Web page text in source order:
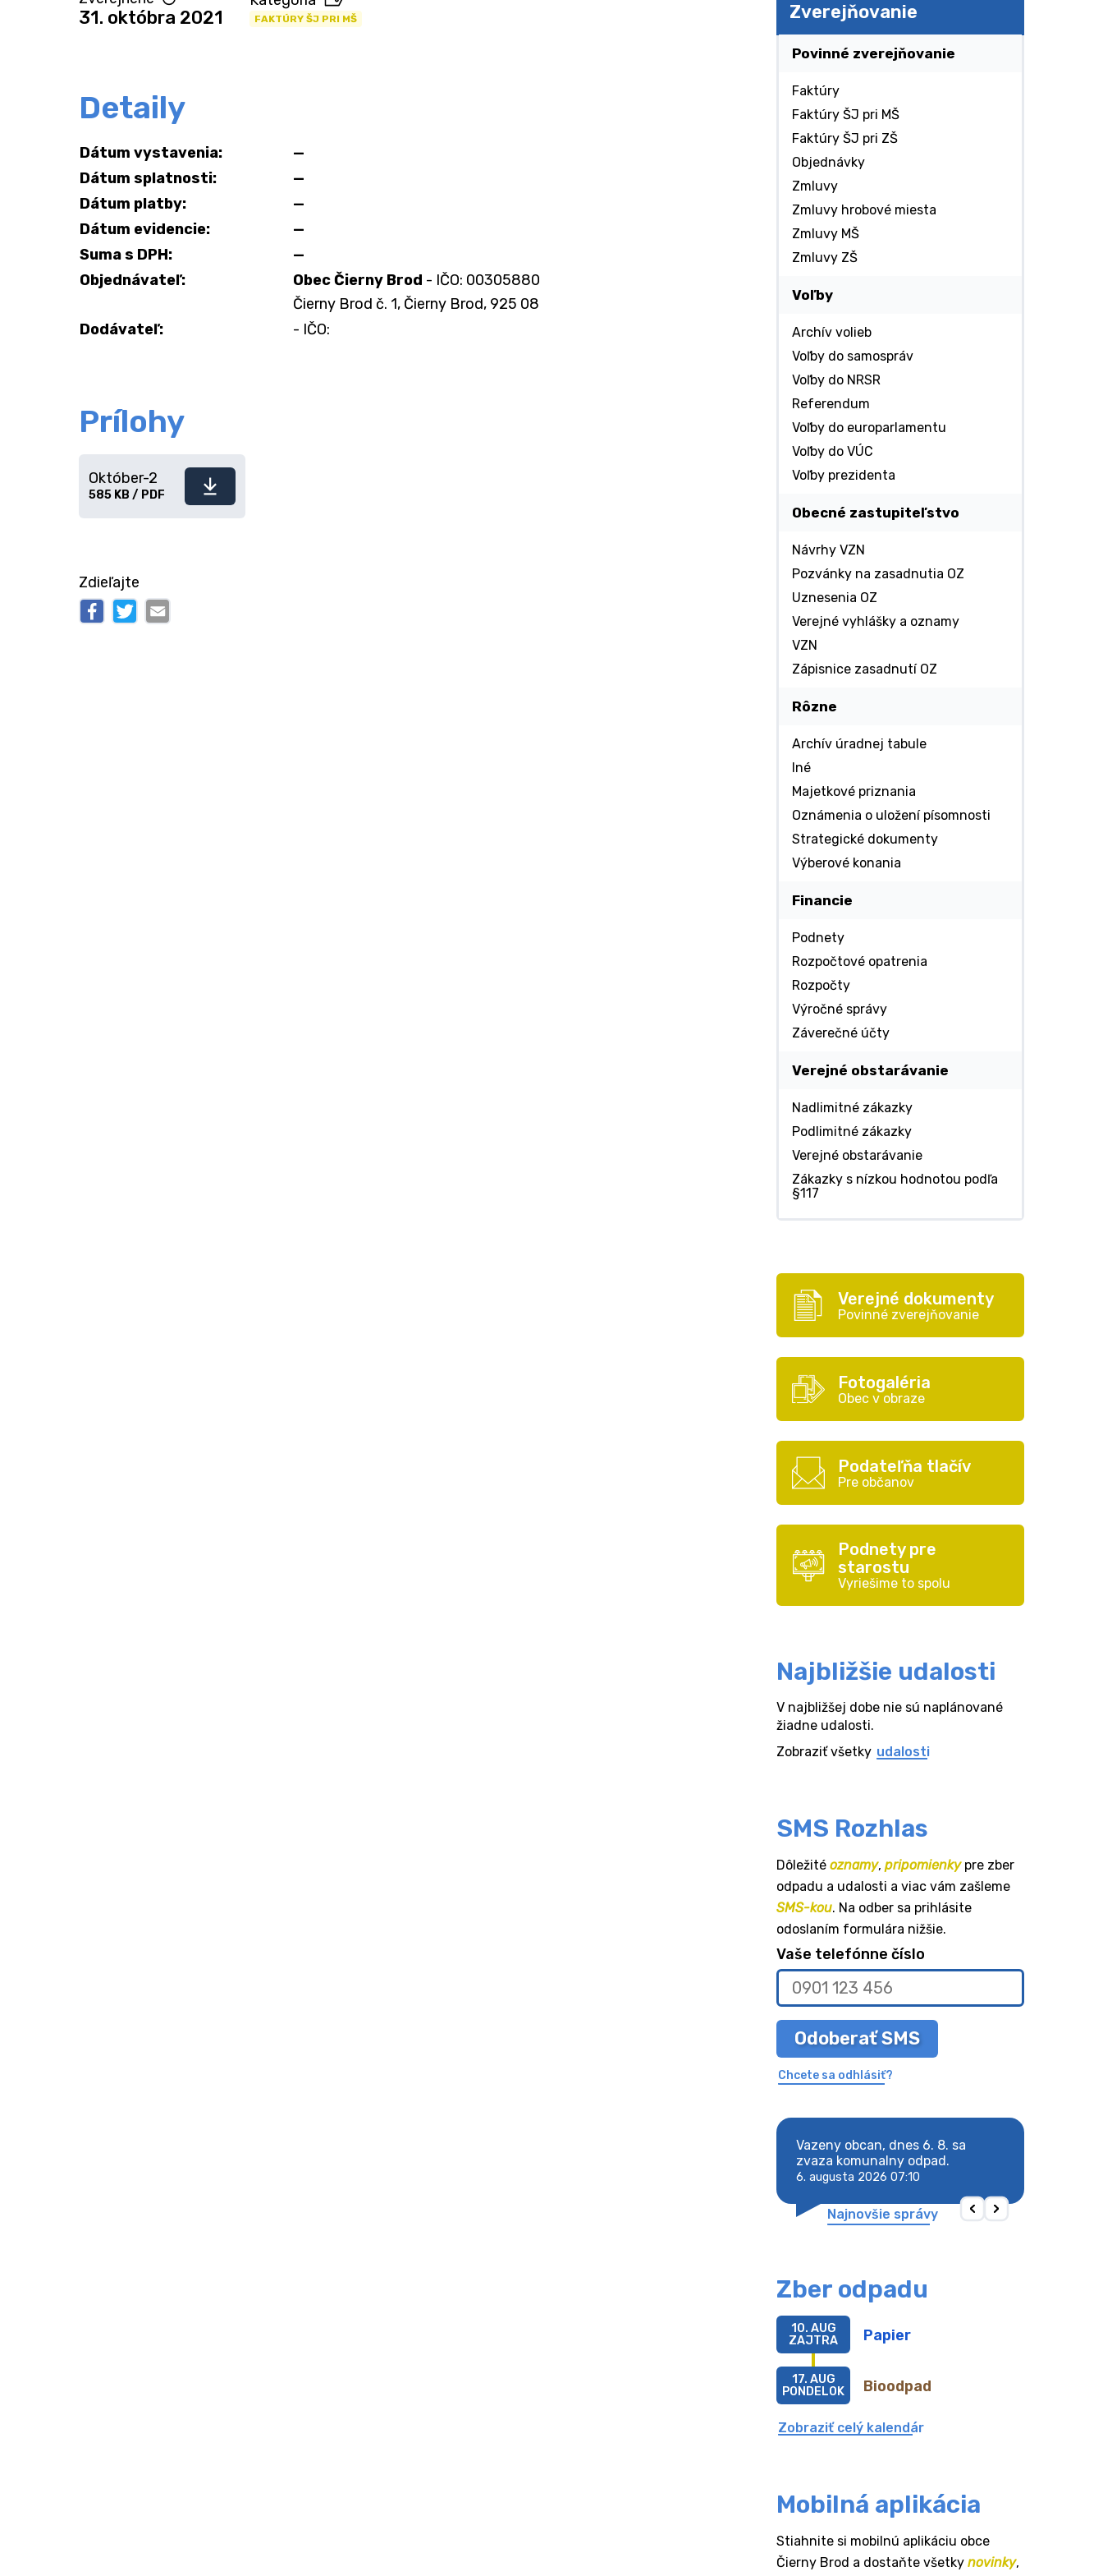
31. októbra 2021 FAKTÚRY ŠJ PRI MŠ
Detaily
Dátum vystavenia:
—
Dátum splatnosti:
—
Dátum platby:
—
Dátum evidencie:
—
Suma s DPH:
—
Objednávateľ:
Obec Čierny Brod - IČO: 00305880
Čierny Brod č. 1, Čierny Brod, 925 08
Dodávateľ:
- IČO:
Prílohy
Stiahnuť
Október-2
585 KB / PDF
Zdieľajte
Zverejňovanie
Povinné zverejňovanie
Faktúry
Faktúry ŠJ pri MŠ
Faktúry ŠJ pri ZŠ
Objednávky
Zmluvy
Zmluvy hrobové miesta
Zmluvy MŠ
Zmluvy ZŠ
Voľby
Archív volieb
Voľby do samospráv
Voľby do NRSR
Referendum
Voľby do europarlamentu
Voľby do VÚC
Voľby prezidenta
Obecné zastupiteľstvo
Návrhy VZN
Pozvánky na zasadnutia OZ
Uznesenia OZ
Verejné vyhlášky a oznamy
VZN
Zápisnice zasadnutí OZ
Rôzne
Archív úradnej tabule
Iné
Majetkové priznania
Oznámenia o uložení písomnosti
Strategické dokumenty
Výberové konania
Financie
Podnety
Rozpočtové opatrenia
Rozpočty
Výročné správy
Záverečné účty
Verejné obstarávanie
Nadlimitné zákazky
Podlimitné zákazky
Verejné obstarávanie
Zákazky s nízkou hodnotou podľa
§117
Verejné dokumenty
Povinné zverejňovanie
Fotogaléria
Obec v obraze
Podateľňa tlačív
Pre občanov
Podnety pre
starostu
Vyriešime to spolu
Najbližšie udalosti
V najbližšej dobe nie sú naplánované
žiadne udalosti.
Zobraziť všetky udalosti
SMS Rozhlas
Dôležité oznamy, pripomienkypre zber
odpadu a udalosti a viac vám zašleme
SMS-kou. Na odber sa prihlásite
odoslaním formulára nižšie.
Vaše telefónne číslo
Odoberať SMS
Chcete sa odhlásiť?
Vazeny obcan, dnes 6. 8. sa
zvaza komunalny odpad.
6. augusta 2026 07:10
Najnovšie správy
Zber odpadu
Papier
10. AUG
ZAJTRA
Bioodpad
17. AUG
PONDELOK
Zobraziť celý kalendár
Mobilná aplikácia
Stiahnite si mobilnú aplikáciu obce
Čierny Brod a dostaňte všetky novinky,